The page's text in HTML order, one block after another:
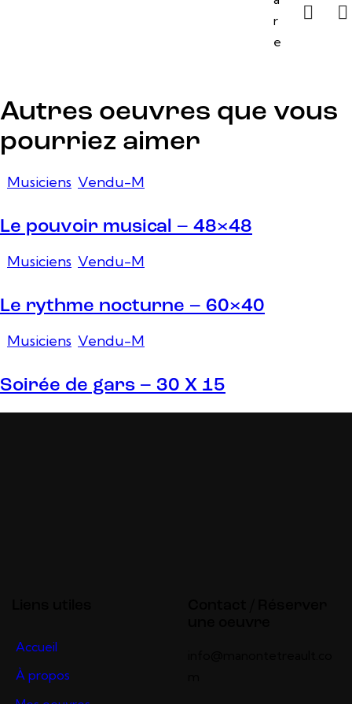
r
e
Autres oeuvres que vous
pourriez aimer
Musiciens Vendu-M
Le pouvoir musical – 48×48
Musiciens Vendu-M
Le rythme nocturne – 60×40
Musiciens Vendu-M
Soirée de gars – 30 X 15
Accueil
À propos